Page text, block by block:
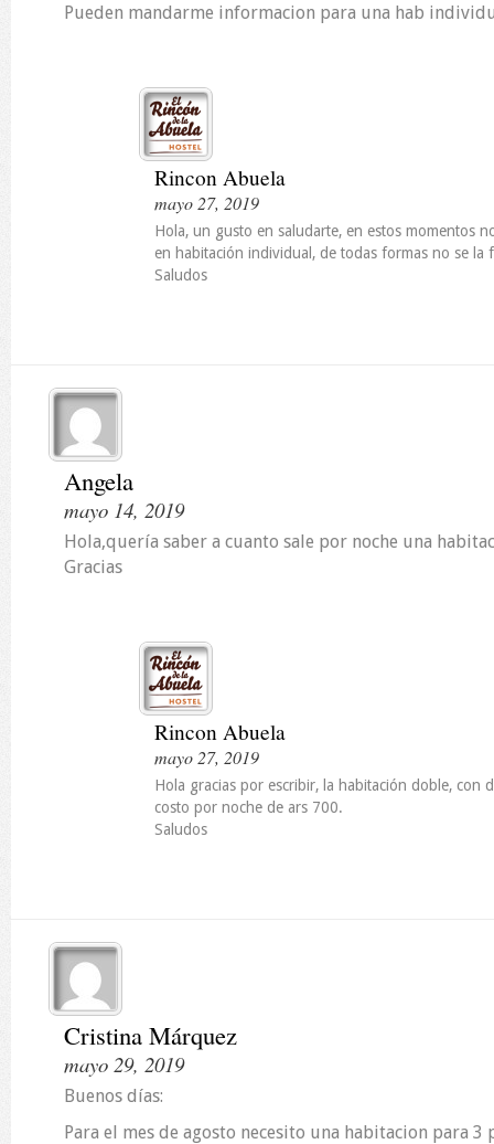
Pueden mandarme informacion para una hab
Rincon Abuela
mayo 27, 2019
Hola, un gusto en saludarte, en estos momentos
en habitación individual, de todas formas no se la
Saludos
Angela
mayo 14, 2019
Hola,quería saber a cuanto sale por noche una
Gracias
Rincon Abuela
mayo 27, 2019
Hola gracias por escribir, la habitación doble, con
costo por noche de ars 700.
Saludos
Cristina Márquez
mayo 29, 2019
Buenos días:
Para el mes de agosto necesito una habitacion para 3